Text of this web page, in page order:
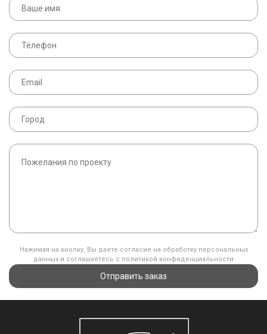
Нажимая на кнопку, Вы даете согласие на обработку персональных
данных и соглашаетесь с политикой конфиденциальности
Отправить заказ